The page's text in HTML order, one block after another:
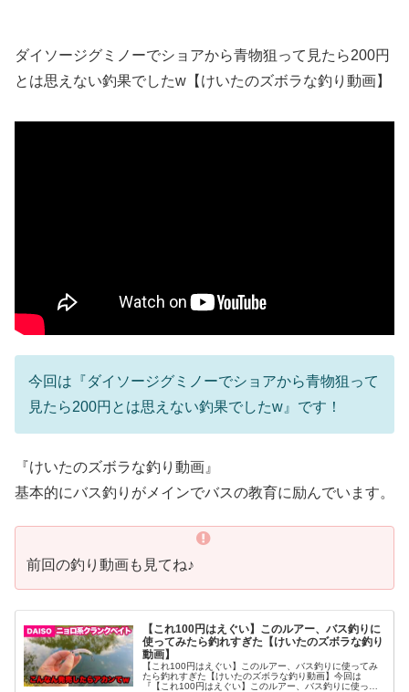
ダイソージグミノーでショアから青物狙って見たら200円
とは思えない釣果でしたw【けいたのズボラな釣り動画】
今回は『ダイソージグミノーでショアから青物狙って
見たら200円とは思えない釣果でしたw』です！
『けいたのズボラな釣り動画』
基本的にバス釣りがメインでバスの教育に励んでいます。
前回の釣り動画も見てね♪
【これ100円はえぐい】このルアー、バス釣りに
使ってみたら釣れすぎた【けいたのズボラな釣り
動画】
【これ100円はえぐい】このルアー、バス釣りに使ってみ
たら釣れすぎた【けいたのズボラな釣り動画】今回は
『【これ100円はえぐい】このルアー、バス釣りに使って